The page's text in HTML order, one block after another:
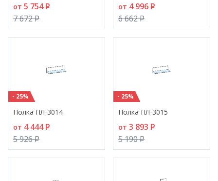
от 5 754P
7 672P
от 4 996 P
6 662P
- 25%
Полка ПЛ-3014
от 4 444P
5 926P
- 25%
Полка ПЛ-3015
от 3 893 P
5 190P